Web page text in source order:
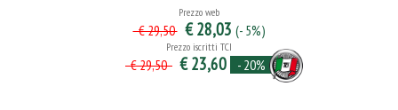
Prezzo web
€ 29,50 € 28,03 (- 5%)
Prezzo iscritti TCI
€ 29,50 € 23,60 - 20%